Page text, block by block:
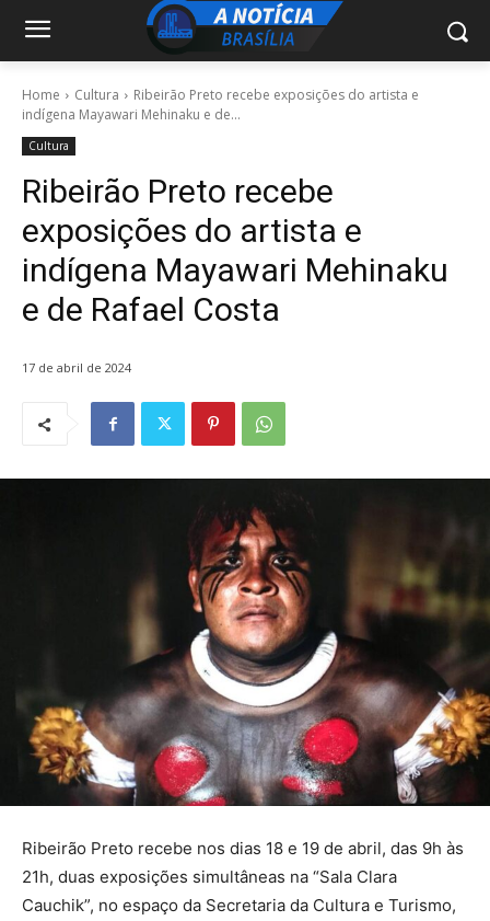
Home Cultura
Ribeirão Preto recebe exposições do artista e
indígena Mayawari Mehinaku e de...
Cultura
Ribeirão Preto recebe
exposições do artista e
indígena Mayawari Mehinaku
e de Rafael Costa
17 de abril de 2024
Ribeirão Preto recebe nos dias 18 e 19 de abril, das 9h às
21h, duas exposições simultâneas na “Sala Clara
Cauchik”, no espaço da Secretaria da Cultura e Turismo,